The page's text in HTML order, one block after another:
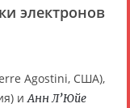
электронов
Agostini, США),
и Анн Л’Юйе